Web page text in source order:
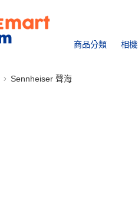
商品分類 相
Sennheiser 聲海